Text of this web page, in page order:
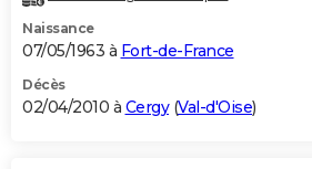
Naissance
07/05/1963 à Fort-de-France
Décès
02/04/2010 à Cergy(Val-d'Oise)